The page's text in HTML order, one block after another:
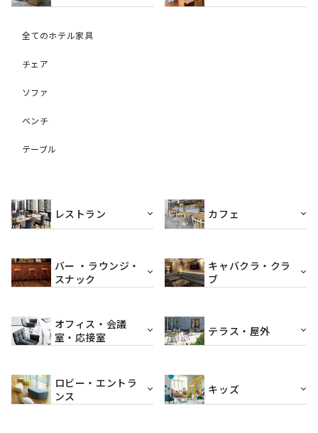
全てのホテル家具
チェア
ソファ
ベンチ
テーブル
レストラン カフェ
バー ・ラウンジ・
スナック
キャバクラ・クラ
ブ
オフィス・会議
室・応接室
テラス・屋外
ロビー・エントラ
ンス
キッズ